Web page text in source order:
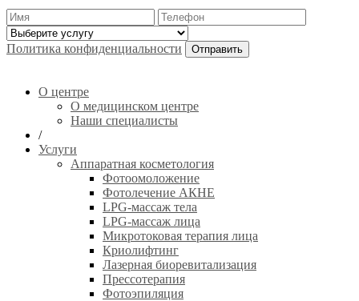
Политика конфиденциальности
О центре
О медицинском центре
Наши специалисты
/
Услуги
Аппаратная косметология
Фотоомоложение
Фотолечение АКНЕ
LPG-массаж тела
LPG-массаж лица
Микротоковая терапия лица
Криолифтинг
Лазерная биоревитализация
Прессотерапия
Фотоэпиляция